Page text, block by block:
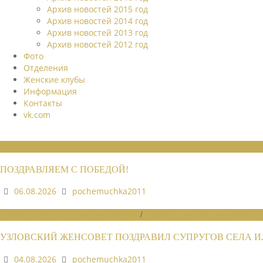
Архив новостей 2015 год
Архив новостей 2014 год
Архив новостей 2013 год
Архив новостей 2012 год
Фото
Отделения
Женские клубы
Информация
Контакты
vk.com
ПОЗДРАВЛЯЕМ С ПОБЕДОЙ!
06.08.2026
pochemuchka2011
/
УЗЛОВСКИЙ ЖЕНСОВЕТ ПОЗДРАВИЛ СУПРУГОВ СЕЛА
04.08.2026
pochemuchka2011